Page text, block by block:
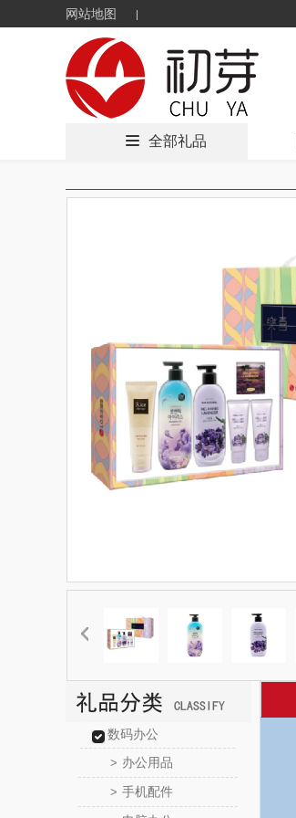
网站地图
全部礼品
数码办公
> 办公用品
> 手机配件